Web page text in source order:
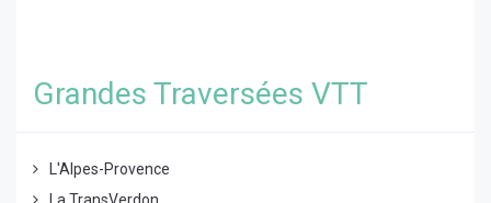
Grandes Traversées VTT
L'Alpes-Provence
La TransVerdon